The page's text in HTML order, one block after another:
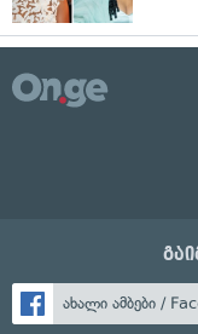
ახალი ამბები /